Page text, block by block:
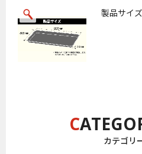
製品サイズ
C
カテゴリ